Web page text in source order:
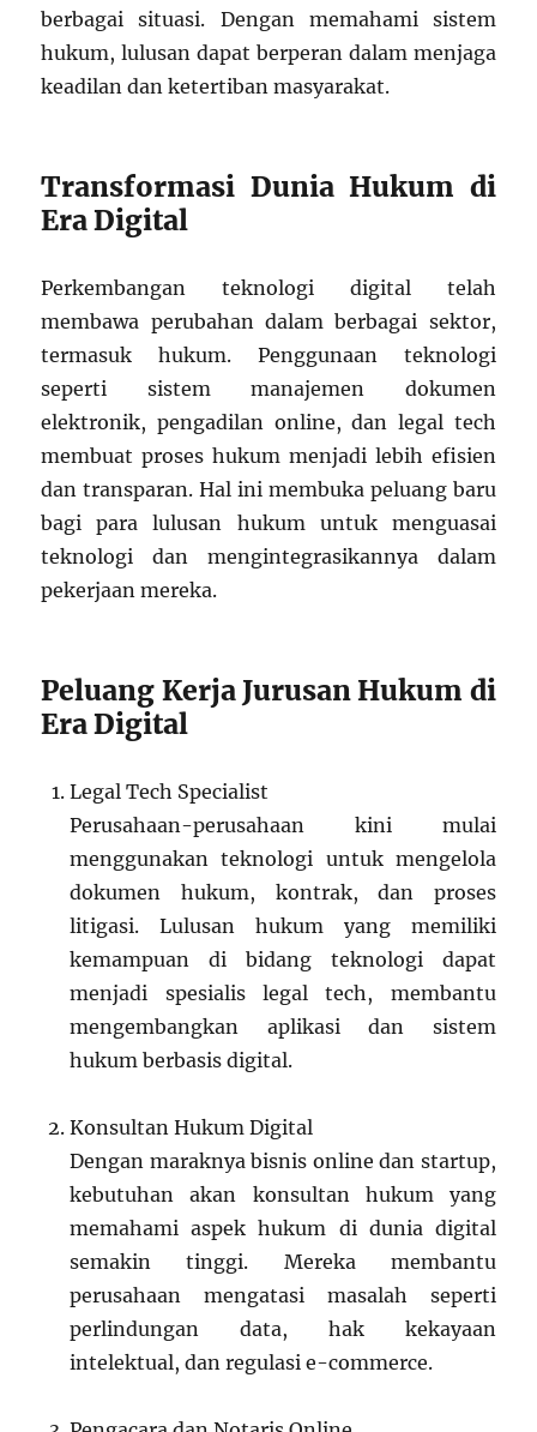
berbagai situasi. Dengan memahami sistem
hukum, lulusan dapat berperan dalam menjaga
keadilan dan ketertiban masyarakat.
Transformasi Dunia Hukum di
Era Digital
Perkembangan teknologi digital telah
membawa perubahan dalam berbagai sektor,
termasuk hukum. Penggunaan teknologi
seperti sistem manajemen dokumen
elektronik, pengadilan online, dan legal tech
membuat proses hukum menjadi lebih efisien
dan transparan. Hal ini membuka peluang baru
bagi para lulusan hukum untuk menguasai
teknologi dan mengintegrasikannya dalam
pekerjaan mereka.
Peluang Kerja Jurusan Hukum di
Era Digital
Legal Tech Specialist
Perusahaan-perusahaan kini mulai
menggunakan teknologi untuk mengelola
dokumen hukum, kontrak, dan proses
litigasi. Lulusan hukum yang memiliki
kemampuan di bidang teknologi dapat
menjadi spesialis legal tech, membantu
mengembangkan aplikasi dan sistem
hukum berbasis digital.
Konsultan Hukum Digital
Dengan maraknya bisnis online dan startup,
kebutuhan akan konsultan hukum yang
memahami aspek hukum di dunia digital
semakin tinggi. Mereka membantu
perusahaan mengatasi masalah seperti
perlindungan data, hak kekayaan
intelektual, dan regulasi e-commerce.